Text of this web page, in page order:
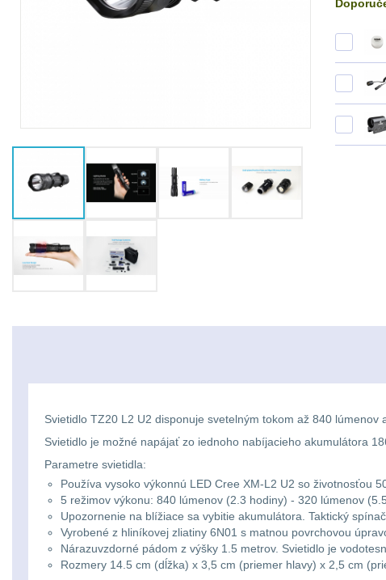
Svietidlo TZ20 L2 U2 disponuje svetelným tokom až 840 lúmenov
Svietidlo je možné napájať zo iednoho nabíjacieho akumulátora
Parametre svietidla:
Používa vysoko výkonnú LED Cree XM-L2 U2 so životnosťou
5 režimov výkonu: 840 lúmenov (2.3 hodiny) - 320 lúmenov
Upozornenie na blížiace sa vybitie akumulátora. Taktický spínač.
Vyrobené z hliníkovej zliatiny 6N01 s matnou povrchovou
Nárazuvzdorné pádom z výšky 1.5 metrov. Svietidlo je
Rozmery 14.5 cm (dĺžka) x 3,5 cm (priemer hlavy) x 2,5 cm